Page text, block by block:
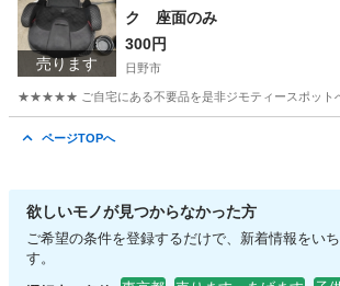
売ります
ク 座面のみ
300円
日野市
★★★★★ ご自宅にある不要品を是非ジモティースポットへ
ページTOPへ
欲しいモノが見つからなかった方
ご希望の条件を登録するだけで、新着情報をい
す。